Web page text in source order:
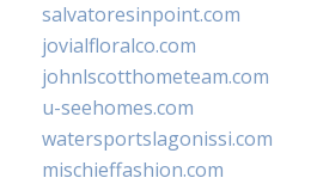
salvatoresinpoint.com
jovialfloralco.com
johnlscotthometeam.com
u-seehomes.com
watersportslagonissi.com
mischieffashion.com